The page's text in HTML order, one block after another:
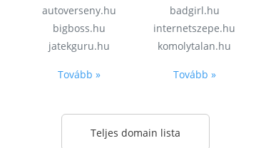
autoverseny.hu
bigboss.hu
jatekguru.hu
Tovább »
badgirl.hu
internetszepe.hu
komolytalan.hu
Tovább »
Teljes domain lista